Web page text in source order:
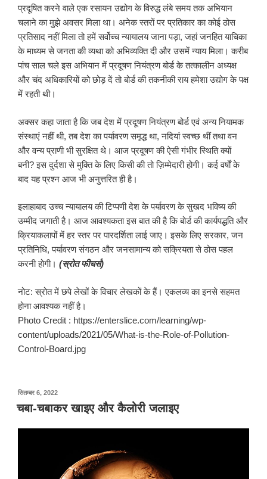
प्रदूषित करने वाले एक रसायन उद्योग के विरुद्ध लंबे समय तक अभियान
चलाने का मुझे अवसर मिला था। अनेक स्तरों पर प्रतिकार का कोई ठोस
प्रतिसाद नहीं मिला तो हमें सर्वोच्च न्यायालय जाना पड़ा, जहां जनहित याचिका
के माध्यम से जनता की व्यथा को अभिव्यक्ति दी और उसमें न्याय मिला। करीब
पांच साल चले इस अभियान में प्रदूषण नियंत्रण बोर्ड के तत्कालीन अध्यक्ष
और चंद अधिकारियों को छोड़ दें तो बोर्ड की तकनीकी राय हमेशा उद्योग के पक्ष
में रहती थी।
अक्सर कहा जाता है कि जब देश में प्रदूषण नियंत्रण बोर्ड एवं अन्य नियामक
संस्थाएं नहीं थी, तब देश का पर्यावरण समृद्ध था, नदियां स्वच्छ थीं तथा वन
और वन्य प्राणी भी सुरक्षित थे। आज प्रदूषण की ऐसी गंभीर स्थिति क्यों
बनी? इस दुर्दशा से मुक्ति के लिए किसी की तो ज़िम्मेदारी होगी। कई वर्षों के
बाद यह प्रश्न आज भी अनुत्तरित ही है।
इलाहाबाद उच्च न्यायालय की टिप्पणी देश के पर्यावरण के सुखद भविष्य की
उम्मीद जगाती है। आज आवश्यकता इस बात की है कि बोर्ड की कार्यपद्धति और
क्रियाकलापों में हर स्तर पर पारदर्शिता लाई जाए। इसके लिए सरकार, जन
प्रतिनिधि, पर्यावरण संगठन और जनसामान्य को सक्रियता से ठोस पहल
करनी होगी। (स्रोत फीचर्स)
नोट: स्रोत में छपे लेखों के विचार लेखकों के हैं। एकलव्य का इनसे सहमत
होना आवश्यक नहीं है।
Photo Credit : https://enterslice.com/learning/wp-
content/uploads/2021/05/What-is-the-Role-of-Pollution-
Control-Board.jpg
सितम्बर 6, 2022पर
प्रकाशित
किया
चबा-चबाकर खाइए और कैलोरी जलाइए